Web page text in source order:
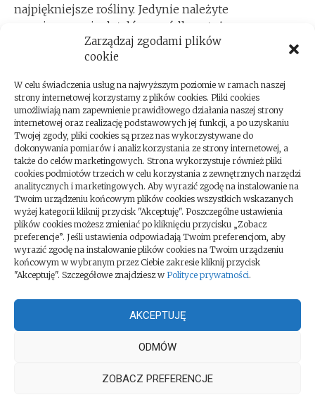
Zarządzaj zgodami plików
cookie
W celu świadczenia usług na najwyższym poziomie w ramach naszej
strony internetowej korzystamy z plików cookies. Pliki cookies
umożliwiają nam zapewnienie prawidłowego działania naszej strony
internetowej oraz realizację podstawowych jej funkcji, a po uzyskaniu
Twojej zgody, pliki cookies są przez nas wykorzystywane do
dokonywania pomiarów i analiz korzystania ze strony internetowej, a
także do celów marketingowych. Strona wykorzystuje również pliki
cookies podmiotów trzecich w celu korzystania z zewnętrznych narzędzi
analitycznych i marketingowych. Aby wyrazić zgodę na instalowanie na
Twoim urządzeniu końcowym plików cookies wszystkich wskazanych
wyżej kategorii kliknij przycisk "Akceptuję". Poszczególne ustawienia
plików cookies możesz zmieniać po kliknięciu przycisku „Zobacz
preferencje”. Jeśli ustawienia odpowiadają Twoim preferencjom, aby
wyrazić zgodę na instalowanie plików cookies na Twoim urządzeniu
końcowym w wybranym przez Ciebie zakresie kliknij przycisk
"Akceptuję". Szczegółowe znajdziesz w Polityce prywatności.
AKCEPTUJĘ
ODMÓW
ZOBACZ PREFERENCJE
najpiękniejsze rośliny. Jedynie należyte
rozmieszczenie detalów ogródka, a też
zastanowienie się na czym nam w najwyższym
stopniu zależy zezwoli nam na całkowity sukces.
ARTYKUŁ SPONSOROWANY
Nawigacja
wpisu
POPRZEDNI ARTYKUŁ
Udane wczasy dla
każdego
NASTĘPNY ARTYKUŁ
O czym trzeba
pamiętać, robiąc
zabieg makijażu
permanentnego
brwi w London
Klub SPS